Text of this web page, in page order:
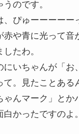
のです。
ぴゅーーーーー
赤や青に光って音
たわ。
にいちゃんが「お
。見たことある
んマーク」とか
かったですのよ。